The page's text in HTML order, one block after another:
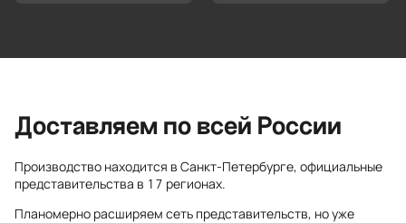
Доставляем по всей России
Производство находится в Санкт-Петербурге, официальные
представительства в 17 регионах.
Планомерно расширяем сеть представительств, но уже